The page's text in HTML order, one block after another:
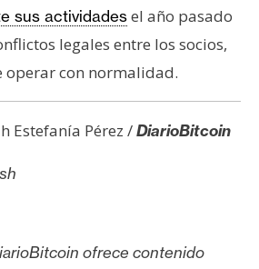
sus actividadesel año pasado
legales entre los socios,
operar con normalidad.
Estefanía Pérez /DiarioBitcoin
ofrece contenido